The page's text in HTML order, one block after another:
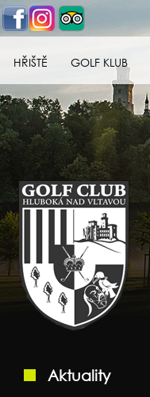
HŘIŠTĚ GOLF KLUB
Golf klub Hluboká
nad Vltavou
Aktuality